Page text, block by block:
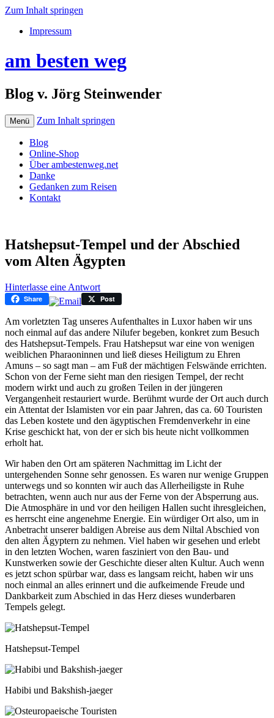
Zum Inhalt springen
Impressum
am besten weg
Blog v. Jörg Steinwender
Menü Zum Inhalt springen
Blog
Online-Shop
Über ambestenweg.net
Danke
Gedanken zum Reisen
Kontakt
Hatshepsut-Tempel und der Abschied
vom Alten Ägypten
Hinterlasse eine Antwort
Share Post
Am vorletzten Tag unseres Aufenthaltes in Luxor haben wir uns
noch einmal auf das andere Nilufer begeben, konkret zum Besuch
des Hatshepsut-Tempels. Frau Hatshepsut war eine von wenigen
weiblichen Pharaoninnen und ließ dieses Heiligtum zu Ehren
Amuns – so sagt man – am Fuß der mächtigen Felswände errichten.
Schon von der Ferne sieht man den riesigen Tempel, der recht
modern wirkt und auch zu großen Teilen in der jüngeren
Vergangenheit restauriert wurde. Berühmt wurde der Ort auch durch
ein Attentat der Islamisten vor ein paar Jahren, das ca. 60 Touristen
das Leben kostete und den ägyptischen Fremdenverkehr in eine
Krise geschickt hat, von der er sich bis heute nicht vollkommen
erholt hat.
Wir haben den Ort am späteren Nachmittag im Licht der
untergehenden Sonne sehr genossen. Es waren nur wenige Gruppen
unterwegs und so konnten wir auch das Allerheiligste in Ruhe
betrachten, wenn auch nur aus der Ferne von der Absperrung aus.
Die Atmosphäre in und vor den heiligen Hallen sucht ihresgleichen,
es herrscht eine angenehme Energie. Ein würdiger Ort also, um in
Anbetracht unserer baldigen Abreise aus dem Niltal Abschied von
den alten Ägyptern zu nehmen. Viel haben wir gesehen und erlebt
in den letzten Wochen, waren fasziniert von den Bau- und
Kunstwerken sowie der Geschichte dieser alten Kultur. Auch wenn
es jetzt schon spürbar war, dass es langsam reicht, haben wir uns
noch einmal an alles erinnert und die aufkeimende Freude und
Dankbarkeit zum Abschied in das Herz dieses wunderbaren
Tempels gelegt.
Hatshepsut-Tempel
Habibi und Bakshish-jaeger